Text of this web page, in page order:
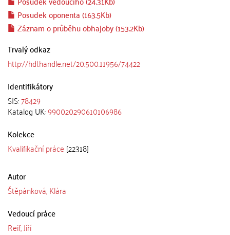
Posudek oponenta (163.5Kb)
Záznam o průběhu obhajoby (153.2Kb)
Trvalý odkaz
http://hdl.handle.net/20.500.11956/74422
Identifikátory
SIS:78429
Katalog UK:990020290610106986
Kolekce
Kvalifikační práce [22318]
Autor
Štěpánková, Klára
Vedoucí práce
Reif, Jiří